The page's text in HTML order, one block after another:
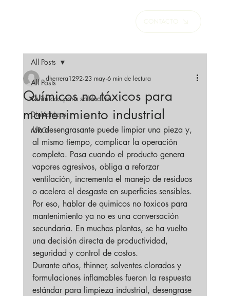
CONTACTO
All Posts
Químicos para soldadura
Dieléctricos
MRO
All Posts
Químicos no tóxicos para
mantenimiento industrial
dherrera1292 23 may 6 min de lectura
Un desengrasante puede limpiar una pieza y,
al mismo tiempo, complicar la operación
completa. Pasa cuando el producto genera
vapores agresivos, obliga a reforzar
ventilación, incrementa el manejo de residuos
o acelera el desgaste en superficies sensibles.
Por eso, hablar de quimicos no toxicos para
mantenimiento ya no es una conversación
secundaria. En muchas plantas, se ha vuelto
una decisión directa de productividad,
seguridad y control de costos.
Durante años, thinner, solventes clorados y
formulaciones inflamables fueron la respuesta
estándar para limpieza industrial, desengrase